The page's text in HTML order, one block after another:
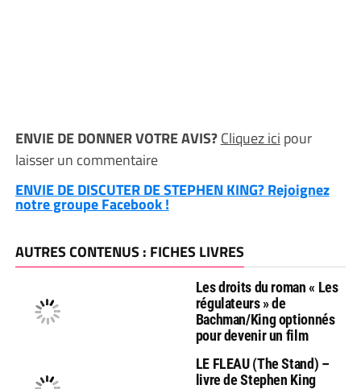
ENVIE DE DONNER VOTRE AVIS?Cliquez ici pour
laisser un commentaire
ENVIE DE DISCUTER DE STEPHEN KING? Rejoignez
notre groupe Facebook !
AUTRES CONTENUS : FICHES LIVRES
Les droits du roman « Les
régulateurs » de
Bachman/King optionnés
pour devenir un film
LE FLEAU (The Stand) –
livre de Stephen King